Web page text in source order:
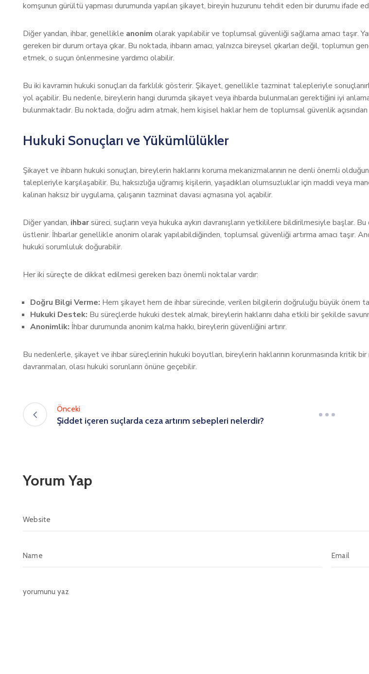
komşunun gürültü yapması durumunda yapılan şikayet, bireyin huzurunu tehdit eden bir durumu ifade
Diğer yandan, ihbar, genellikle anonim olarak yapılabilir ve toplumsal güvenliği sağlama amacı taşır.
gereken bir durum ortaya çıkar. Bu noktada, ihbarın amacı, yalnızca bireysel çıkarları değil, toplumun
etmek, o suçun önlenmesine yardımcı olabilir.
Bu iki kavramın hukuki sonuçları da farklılık gösterir. Şikayet, genellikle tazminat talepleriyle
yol açabilir. Bu nedenle, bireylerin hangi durumda şikayet veya ihbarda bulunmaları gerektiğini iyi
bulunmaktadır. Bu noktada, doğru adım atmak, hem kişisel haklar hem de toplumsal güvenlik
Hukuki Sonuçları ve Yükümlülükler
Şikayet ve ihbarın hukuki sonuçları, bireylerin haklarını koruma mekanizmalarının ne denli önemli
talepleriyle karşılaşabilir. Bu, haksızlığa uğramış kişilerin, yaşadıkları olumsuzluklar için maddi veya
kalınan haksız bir uygulama, çalışanın tazminat davası açmasına yol açabilir.
Diğer yandan, ihbarsüreci, suçların veya hukuka aykırı davranışların yetkililere bildirilmesiyle başlar.
üstlenir. İhbarlar genellikle anonim olarak yapılabildiğinden, toplumsal güvenliği artırma amacı taşır.
hukuki sorumluluk doğurabilir.
Her iki süreçte de dikkat edilmesi gereken bazı önemli noktalar vardır:
Doğru Bilgi Verme: Hem şikayet hem de ihbar sürecinde, verilen bilgilerin doğruluğu büyük önem
Hukuki Destek: Bu süreçlerde hukuki destek almak, bireylerin haklarını daha etkili bir şekilde
Anonimlik: İhbar durumunda anonim kalma hakkı, bireylerin güvenliğini artırır.
Bu nedenlerle, şikayet ve ihbar süreçlerinin hukuki boyutları, bireylerin haklarının korunmasında kritik
davranmaları, olası hukuki sorunların önüne geçebilir.
Önceki
Şiddet içeren suçlarda ceza artırım sebepleri nelerdir?
Yorum Yap